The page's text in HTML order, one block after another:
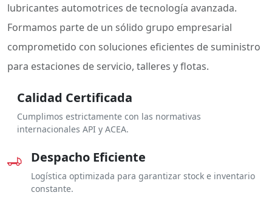
lubricantes automotrices de tecnología avanzada.
Formamos parte de un sólido grupo empresarial
comprometido con soluciones eficientes de suministro
para estaciones de servicio, talleres y flotas.
Calidad Certificada
Cumplimos estrictamente con las normativas
internacionales API y ACEA.
Despacho Eficiente
Logística optimizada para garantizar stock e inventario
constante.